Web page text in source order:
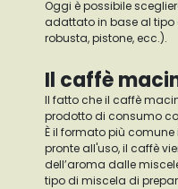
Oggi è possibile
adattato in base al tipo
robusta, pistone, ecc.).
Il caffè
Il fatto che il caffè
prodotto di consumo
È il formato più
pronte all'uso, il caffè
dell’aroma dalle
tipo di miscela di